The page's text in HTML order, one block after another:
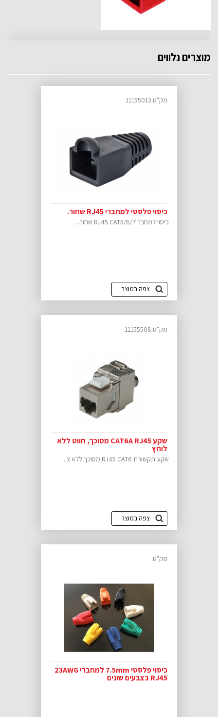
מוצרים נלווים
כיסוי פלסטי למחברי RJ45 שחור.
כיסוי למחבר RJ45 CAT5/6/7 שחור...
מק"ט:11155013
צפה במוצר
שקע CAT6A RJ45 מסוכך, חווט ללא
לוחץ
שקע תקשורת RJ45 CAT6 מסוכך ללא צ...
מק"ט:11155508
צפה במוצר
כיסוי פלסטי 7.5mm למחברי 23AWG
RJ45 בצבעים שונים
מק"ט: